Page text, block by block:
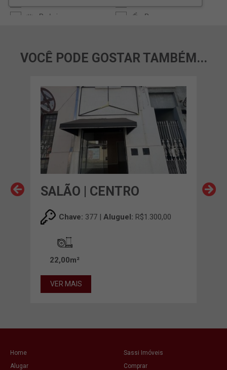
VOCÊ PODE GOSTAR TAMBÉM...
SALÃO | CENTRO
Chave: 377 | Aluguel: R$1.300,00
22,00m²
VER MAIS
Home
Sassi Imóveis
Alugar
Comprar